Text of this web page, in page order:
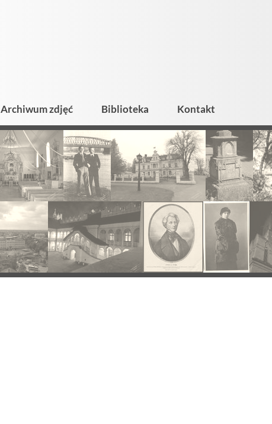
Archiwum zdjęć Biblioteka Kontakt